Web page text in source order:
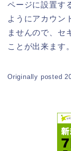
ページに設置す
ようにアカウン
ませんので、セ
ことが出来ます。
Originally posted